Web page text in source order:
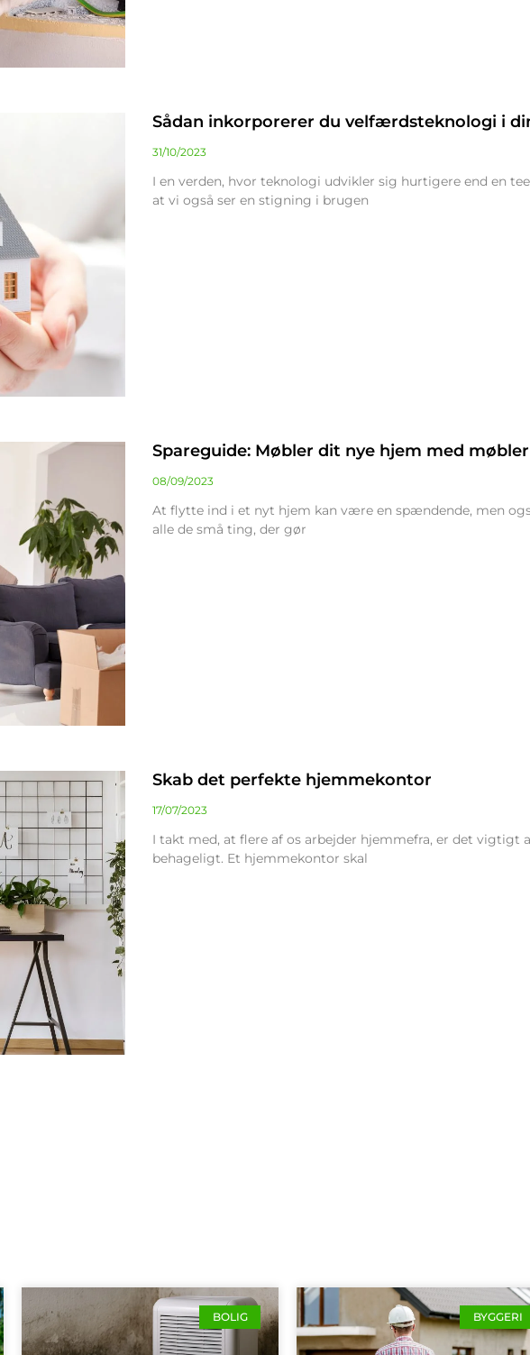
Sådan inkorporerer du velfærdsteknologi i
31/10/2023
I en verden, hvor teknologi udvikler sig hurtigere end en
at vi også ser en stigning i brugen
Spareguide: Møbler dit nye hjem med
08/09/2023
At flytte ind i et nyt hjem kan være en spændende, men
alle de små ting, der gør
Skab det perfekte hjemmekontor
17/07/2023
I takt med, at flere af os arbejder hjemmefra, er det vigtigt
behageligt. Et hjemmekontor skal
BOLIG BYGGERI